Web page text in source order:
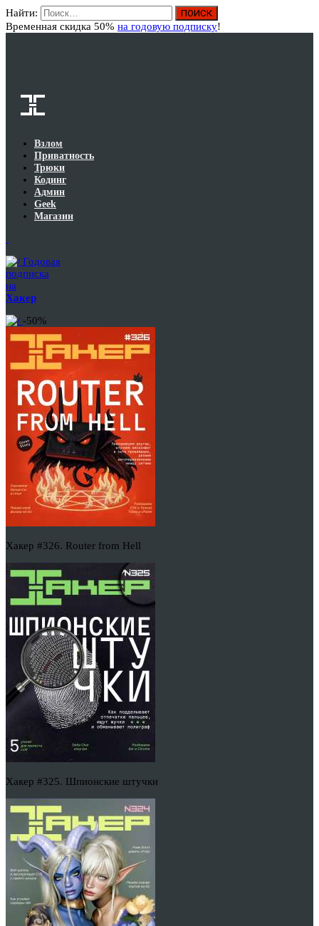
Найти:
Временная скидка 50% на годовую подписку!
Взлом
Приватность
Трюки
Кодинг
Админ
Geek
Магазин
Годовая
подписка
на
Хакер
-50%
Хакер #326. Router from Hell
Хакер #325. Шпионские штучки